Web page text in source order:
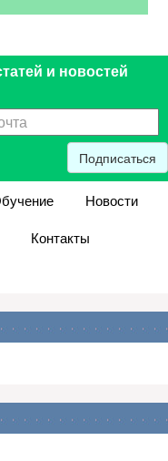
и новостей
Подписаться
Новости
Контакты